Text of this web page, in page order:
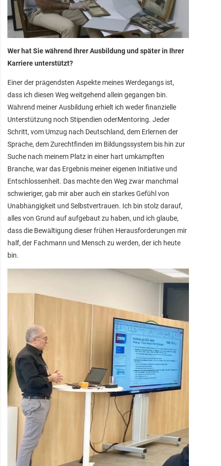
Wer hat Sie während Ihrer Ausbildung und später in Ihrer
Karriere unterstützt?
Einer der prägendsten Aspekte meines Werdegangs ist,
dass ich diesen Weg weitgehend allein gegangen bin.
Während meiner Ausbildung erhielt ich weder finanzielle
Unterstützung noch Stipendien oderMentoring. Jeder
Schritt, vom Umzug nach Deutschland, dem Erlernen der
Sprache, dem Zurechtfinden im Bildungssystem bis hin zur
Suche nach meinem Platz in einer hart umkämpften
Branche, war das Ergebnis meiner eigenen Initiative und
Entschlossenheit. Das machte den Weg zwar manchmal
schwieriger, gab mir aber auch ein starkes Gefühl von
Unabhängigkeit und Selbstvertrauen. Ich bin stolz darauf,
alles von Grund auf aufgebaut zu haben, und ich glaube,
dass die Bewältigung dieser frühen Herausforderungen mir
half, der Fachmann und Mensch zu werden, der ich heute
bin.